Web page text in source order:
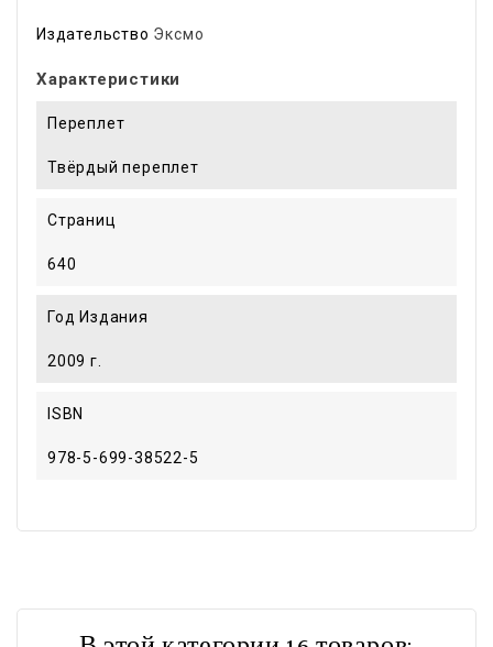
Издательство Эксмо
Характеристики
Переплет
Твёрдый переплет
Страниц
640
Год Издания
2009 г.
ISBN
978-5-699-38522-5